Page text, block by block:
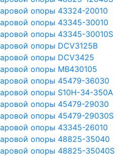
опоры 43324-20010
опоры 43345-30010
опоры 43345-30010S
опоры DCV3125B
опоры DCV3425
опоры MB430105
опоры 45479-36030
опоры S10H-34-350A
опоры 45479-29030
опоры 45479-29030S
опоры 43345-26010
опоры 48825-35040
опоры 48825-35040S